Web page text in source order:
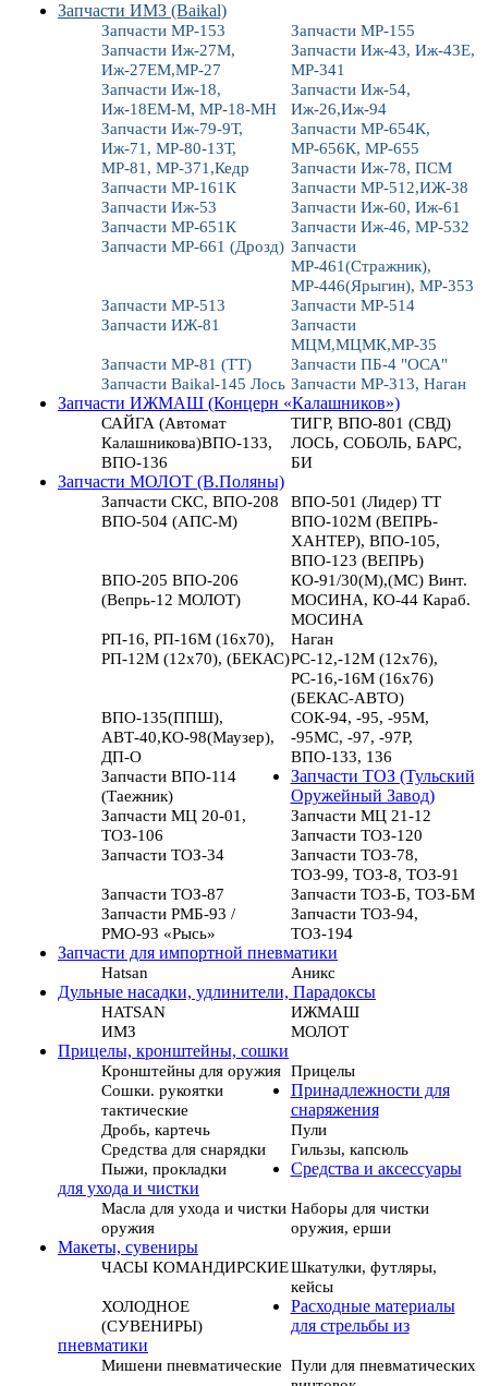
Запчасти ИМЗ (Baikal)
Запчасти МР-153
Запчасти МР-155
Запчасти Иж-27М,
Иж-27ЕМ,МР-27
Запчасти Иж-43, Иж-43Е,
МР-341
Запчасти Иж-18,
Иж-18ЕМ-М, МР-18-МН
Запчасти Иж-54,
Иж-26,Иж-94
Запчасти Иж-79-9Т,
Иж-71, МР-80-13Т,
МР-81, МР-371,Кедр
Запчасти МР-654К,
МР-656К, МР-655
Запчасти Иж-78, ПСМ
Запчасти МР-161К
Запчасти МР-512,ИЖ-38
Запчасти Иж-53
Запчасти Иж-60, Иж-61
Запчасти МР-651К
Запчасти Иж-46, МР-532
Запчасти МР-661 (Дрозд) Запчасти
МР-461(Стражник),
МР-446(Ярыгин), МР-353
Запчасти МР-513
Запчасти МР-514
Запчасти ИЖ-81
Запчасти
МЦМ,МЦМК,МР-35
Запчасти МР-81 (ТТ)
Запчасти ПБ-4 "ОСА"
Запчасти Baikal-145 Лось Запчасти МР-313, Наган
Запчасти ИЖМАШ (Концерн «Калашников»)
САЙГА (Автомат
Калашникова)ВПО-133,
ВПО-136
ТИГР, ВПО-801 (СВД)
ЛОСЬ, СОБОЛЬ, БАРС,
БИ
Запчасти МОЛОТ (В.Поляны)
Запчасти СКС, ВПО-208
ВПО-501 (Лидер) ТТ
ВПО-504 (АПС-М)
ВПО-102М (ВЕПРЬ-
ХАНТЕР), ВПО-105,
ВПО-123 (ВЕПРЬ)
ВПО-205 ВПО-206
(Вепрь-12 МОЛОТ)
КО-91/30(М),(МС) Винт.
МОСИНА, КО-44 Караб.
МОСИНА
РП-16, РП-16М (16х70),
РП-12М (12х70), (БЕКАС)
Наган
РС-12,-12М (12х76),
РС-16,-16М (16х76)
(БЕКАС-АВТО)
ВПО-135(ППШ),
АВТ-40,КО-98(Маузер),
ДП-О
СОК-94, -95, -95М,
-95МС, -97, -97Р,
ВПО-133, 136
Запчасти ВПО-114
(Таежник)
Запчасти ТОЗ (Тульский
Оружейный Завод)
Запчасти МЦ 20-01,
ТОЗ-106
Запчасти МЦ 21-12
Запчасти ТОЗ-120
Запчасти ТОЗ-34
Запчасти ТОЗ-78,
ТОЗ-99, ТОЗ-8, ТОЗ-91
Запчасти ТОЗ-87
Запчасти ТОЗ-Б, ТОЗ-БМ
Запчасти РМБ-93 /
РМО-93 «Рысь»
Запчасти ТОЗ-94,
ТОЗ-194
Запчасти для импортной пневматики
Hatsan
Аникс
Дульные насадки, удлинители, Парадоксы
HATSAN
ИЖМАШ
ИМЗ
МОЛОТ
Прицелы, кронштейны, сошки
Кронштейны для оружия Прицелы
Сошки. рукоятки
тактические
Принадлежности для
снаряжения
Дробь, картечь
Пули
Средства для снарядки
Гильзы, капсюль
Пыжи, прокладки
Средства и аксессуары
для ухода и чистки
Масла для ухода и чистки
оружия
Наборы для чистки
оружия, ерши
Макеты, сувениры
ЧАСЫ КОМАНДИРСКИЕШкатулки, футляры,
кейсы
ХОЛОДНОЕ
(СУВЕНИРЫ)
Расходные материалы
для стрельбы из
пневматики
Мишени пневматические Пули для пневматических